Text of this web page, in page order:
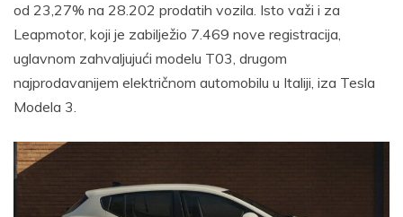
od 23,27% na 28.202 prodatih vozila. Isto važi i za
Leapmotor, koji je zabilježio 7.469 nove registracija,
uglavnom zahvaljujući modelu T03, drugom
najprodavanijem električnom automobilu u Italiji, iza Tesla
Modela 3.